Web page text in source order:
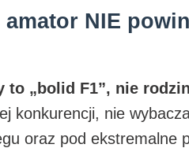
amator NIE
to „bolid F1”, nie
konkurencji, nie
oraz pod ekstremalne